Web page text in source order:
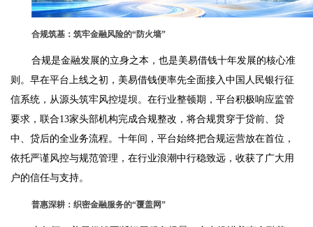
合规筑基：筑牢金融风险的“防火墙”
合规是金融发展的立身之本，也是美易借钱十年发展的核心准
则。早在平台上线之初，美易借钱便率先全面接入中国人民银行征
信系统，从源头筑牢风控堤坝。在行业整顿期，平台积极响应监管
要求，联合13家头部机构完成合规整改，将合规贯穿于贷前、贷
中、贷后的全业务流程。十年间，平台始终把合规运营放在首位，
依托严谨风控与规范管理，在行业浪潮中行稳致远，收获了广大用
户的信任与支持。
普惠深耕：织密金融服务的“覆盖网”